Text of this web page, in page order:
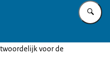
voor de